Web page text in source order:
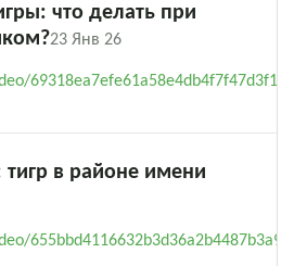
что делать при
23 Янв 26
тигр в районе имени